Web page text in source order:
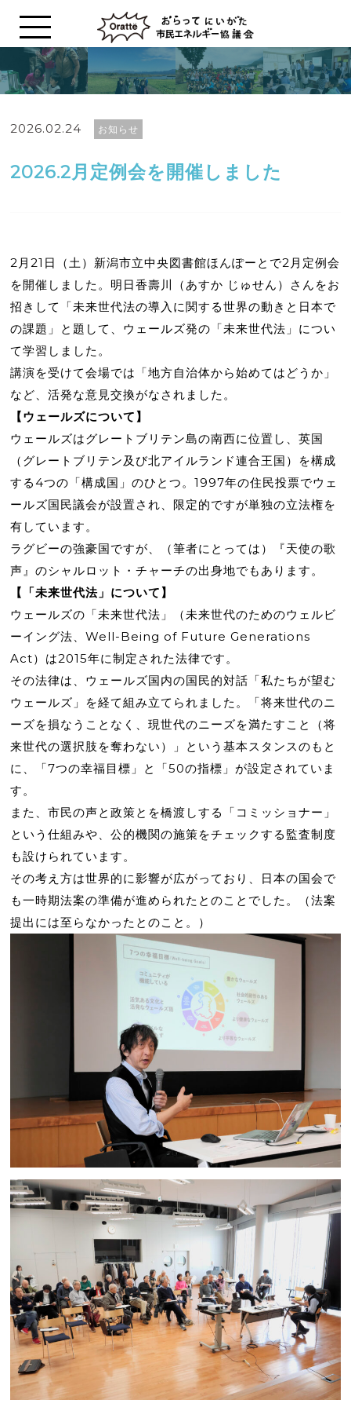
2026.02.24 お知らせ
2026.2月定例会を開催しました
2月21日（土）新潟市立中央図書館ほんぽーとで2月定例会
を開催しました。明日香壽川（あすか じゅせん）さんをお
招きして「未来世代法の導入に関する世界の動きと日本で
の課題」と題して、ウェールズ発の「未来世代法」につい
て学習しました。
講演を受けて会場では「地方自治体から始めてはどうか」
など、活発な意見交換がなされました。
【ウェールズについて】
ウェールズはグレートブリテン島の南西に位置し、英国
（グレートブリテン及び北アイルランド連合王国）を構成
する4つの「構成国」のひとつ。1997年の住民投票でウェ
ールズ国民議会が設置され、限定的ですが単独の立法権を
有しています。
ラグビーの強豪国ですが、（筆者にとっては）『天使の歌
声』のシャルロット・チャーチの出身地でもあります。
【「未来世代法」について】
ウェールズの「未来世代法」（未来世代のためのウェルビ
ーイング法、Well-Being of Future Generations
Act）は2015年に制定された法律です。
その法律は、ウェールズ国内の国民的対話「私たちが望む
ウェールズ」を経て組み立てられました。「将来世代のニ
ーズを損なうことなく、現世代のニーズを満たすこと（将
来世代の選択肢を奪わない）」という基本スタンスのもと
に、「7つの幸福目標」と「50の指標」が設定されていま
す。
また、市民の声と政策とを橋渡しする「コミッショナー」
という仕組みや、公的機関の施策をチェックする監査制度
も設けられています。
その考え方は世界的に影響が広がっており、日本の国会で
も一時期法案の準備が進められたとのことでした。（法案
提出には至らなかったとのこと。）